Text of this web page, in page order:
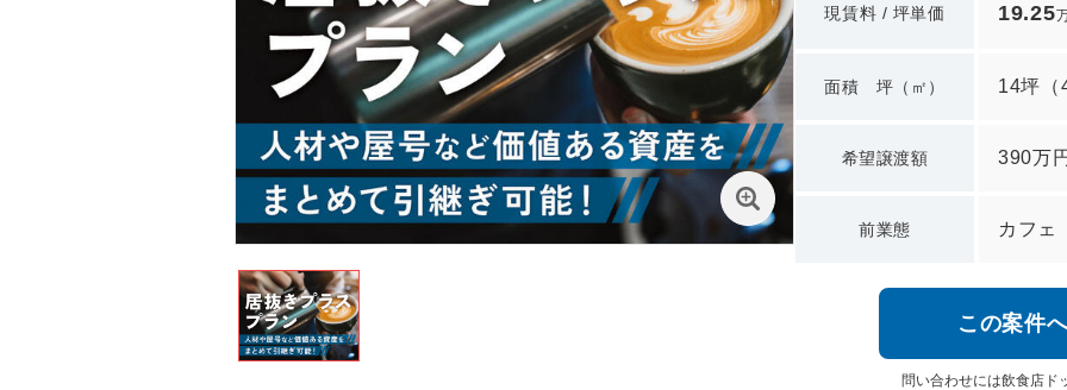
現賃料 / 坪単価 19.25
面積 坪（㎡） 14坪 （
希望譲渡額 390万
前業態 カフェ
この案件
問い合わせには飲食店ド